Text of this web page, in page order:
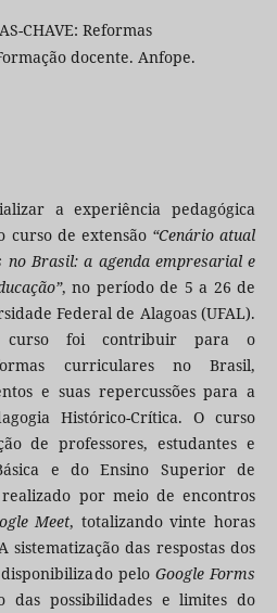
CHAVE: Reformas
docente. Anfope.
a experiência pedagógica
curso de extensão “Cenário atual
Brasil: a agenda empresarial e
, no período de 5 a 26 de
Federal de Alagoas (UFAL).
foi contribuir para o
curriculares no Brasil,
e suas repercussões para a
Histórico-Crítica. O curso
de professores, estudantes e
e do Ensino Superior de
por meio de encontros
Meet, totalizando vinte horas
sistematização das respostas dos
pelo Google Forms
das possibilidades e limites do